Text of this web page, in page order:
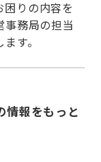
困りの内容を
務局の担当
す。
情報をもっと